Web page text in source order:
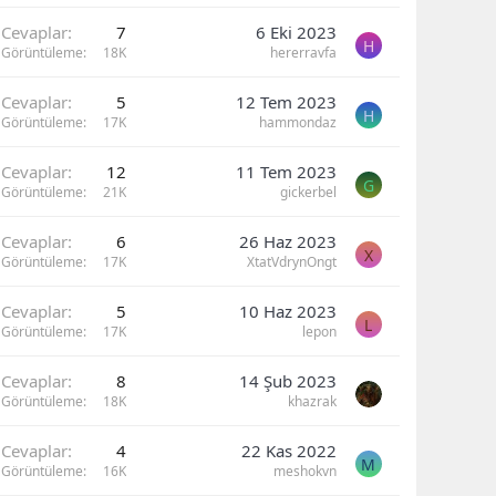
Cevaplar 7
Görüntüleme 18K
6 Eki 2023
hererravfa H
Cevaplar 5
Görüntüleme 17K
12 Tem 2023
hammondaz H
Cevaplar 12
Görüntüleme 21K
11 Tem 2023
gickerbel G
Cevaplar 6
Görüntüleme 17K
26 Haz 2023
XtatVdrynOngt X
Cevaplar 5
Görüntüleme 17K
10 Haz 2023
lepon L
Cevaplar 8
Görüntüleme 18K
14 Şub 2023
khazrak
Cevaplar 4
Görüntüleme 16K
22 Kas 2022
meshokvn M